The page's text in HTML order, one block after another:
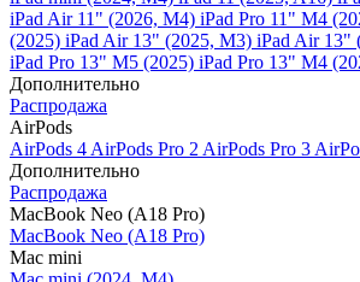
iPad Air 11" (2026, M4) iPad Pro 11" M4
(2025) iPad Air 13" (2025, M3) iPad Air 13"
iPad Pro 13" M5 (2025) iPad Pro 13" M4
Дополнительно
Распродажа
AirPods
AirPods 4 AirPods Pro 2 AirPods Pro 3
Дополнительно
Распродажа
MacBook Neo (A18 Pro)
MacBook Neo (A18 Pro)
Mac mini